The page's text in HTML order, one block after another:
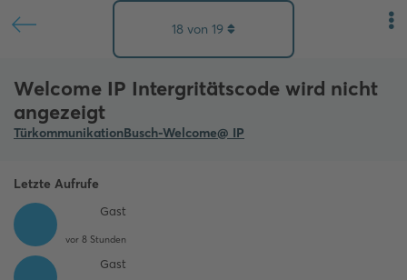
TürkommunikationBusch-Welcome@ IP
Welcome IP Intergritätscode wird nicht
angezeigt
Letzte Aufrufe
Gast
vor 8 Stunden
Gast
18 von 19